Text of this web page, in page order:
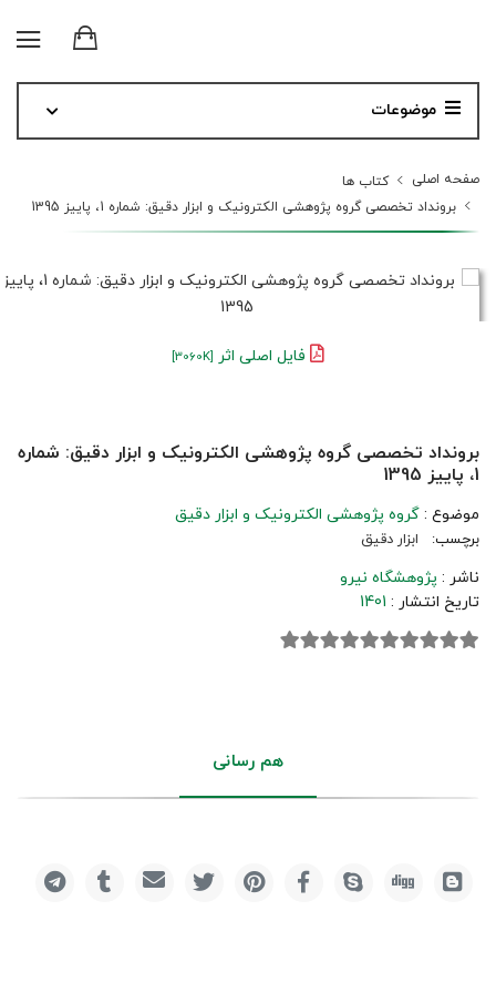
موضوعات
صفحه اصلی
کتاب ها
برونداد تخصصی گروه پژوهشی الکترونیک و ابزار دقیق: شماره 1، پاییز 1395
فایل اصلی اثر [3060K]
برونداد تخصصی گروه پژوهشی الکترونیک و ابزار دقیق: شماره
1، پاییز 1395
موضوع : گروه پژوهشی الکترونیک و ابزار دقیق
برچسب: ابزار دقیق
ناشر : پژوهشگاه نیرو
تاریخ انتشار : 1401
هم رسانی